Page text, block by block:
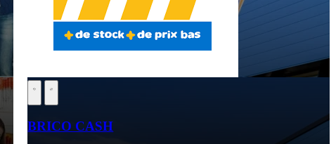
BRICO CASH